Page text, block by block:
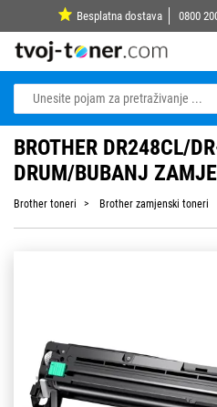
Besplatna dostava 0800
BROTHER DR248CL/
DRUM/BUBANJ
Brother toneri Brother zamjenski toneri